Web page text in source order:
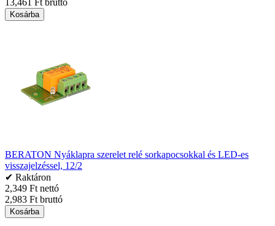
13,461 Ft bruttó
Kosárba
BERATON Nyáklapra szerelet relé sorkapocsokkal és LED-es
visszajelzéssel, 12/2
✔ Raktáron
2,349 Ft nettó
2,983 Ft bruttó
Kosárba